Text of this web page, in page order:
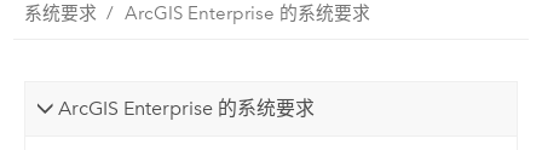
系统要求 ArcGIS Enterprise 的系统要求
ArcGIS Enterprise 的系统要求